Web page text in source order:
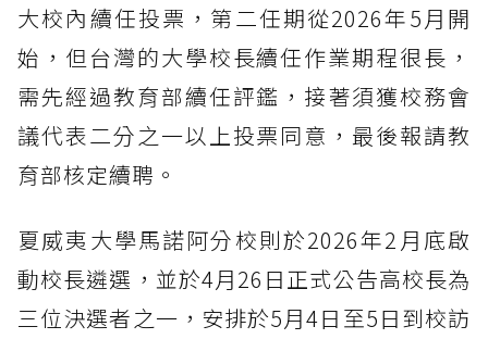
大校內續任投票，第二任期從2026年5月開
始，但台灣的大學校長續任作業期程很長，
需先經過教育部續任評鑑，接著須獲校務會
議代表二分之一以上投票同意，最後報請教
育部核定續聘。
夏威夷大學馬諾阿分校則於2026年2月底啟
動校長遴選，並於4月26日正式公告高校長為
三位決選者之一，安排於5月4日至5日到校訪